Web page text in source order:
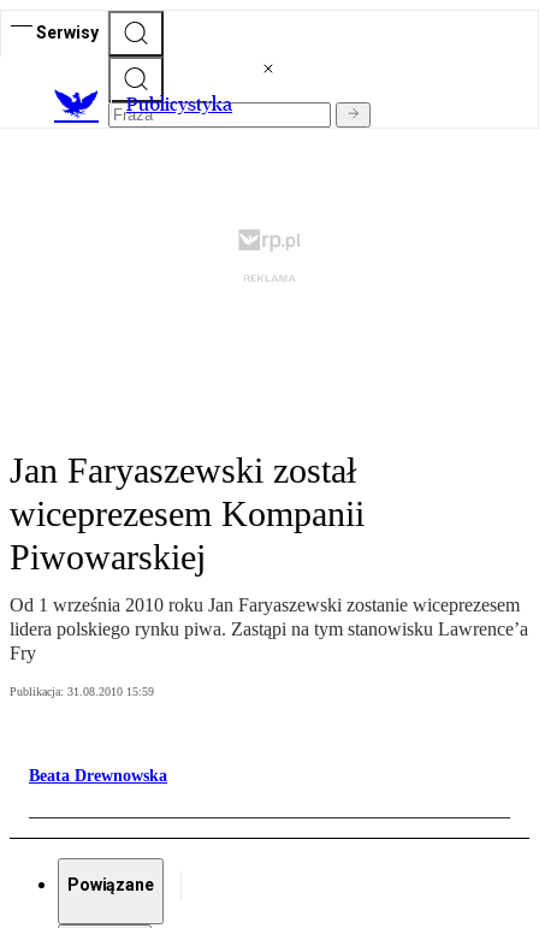
Serwisy
Publicystyka
Jan Faryaszewski został
wiceprezesem Kompanii
Piwowarskiej
Od 1 września 2010 roku Jan Faryaszewski zostanie wiceprezesem
lidera polskiego rynku piwa. Zastąpi na tym stanowisku Lawrence’a
Fry
Publikacja: 31.08.2010 15:59
Beata Drewnowska
Powiązane